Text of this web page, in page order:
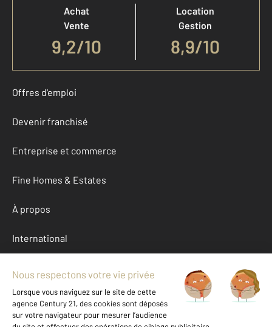
Achat
Vente
9,2/10
Location
Gestion
8,9/10
Offres d'emploi
Devenir franchisé
Entreprise et commerce
Fine Homes & Estates
À propos
International
Mentions légales & CGU et Barèmes d'honoraires